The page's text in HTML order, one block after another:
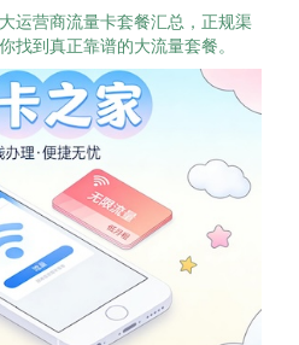
运营商流量卡套餐汇总，正规渠
找到真正靠谱的大流量套餐。